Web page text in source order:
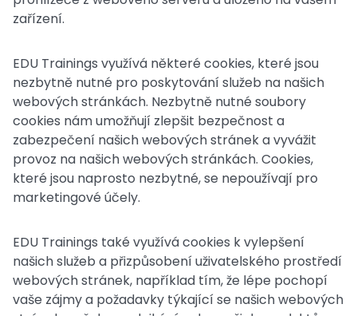
zařízení.
EDU Trainings využívá některé cookies, které jsou
nezbytně nutné pro poskytování služeb na našich
webových stránkách. Nezbytně nutné soubory
cookies nám umožňují zlepšit bezpečnost a
zabezpečení našich webových stránek a vyvážit
provoz na našich webových stránkách. Cookies,
které jsou naprosto nezbytné, se nepoužívají pro
marketingové účely.
EDU Trainings také využívá cookies k vylepšení
našich služeb a přizpůsobení uživatelského prostředí
webových stránek, například tím, že lépe pochopí
vaše zájmy a požadavky týkající se našich webových